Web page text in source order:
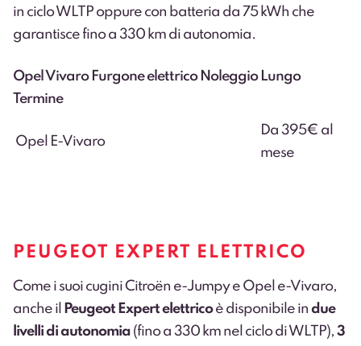
in ciclo WLTP oppure con batteria da 75 kWh che
garantisce fino a 330 km di autonomia.
Opel Vivaro Furgone elettrico Noleggio Lungo
Termine
Opel E-Vivaro
Da 395€ al
mese
PEUGEOT EXPERT ELETTRICO
Come i suoi cugini Citroën e-Jumpy e Opel e-Vivaro,
anche il
Peugeot Expert elettricoè disponibile in due
livelli di autonomia (fino a 330 km nel ciclo di WLTP), 3